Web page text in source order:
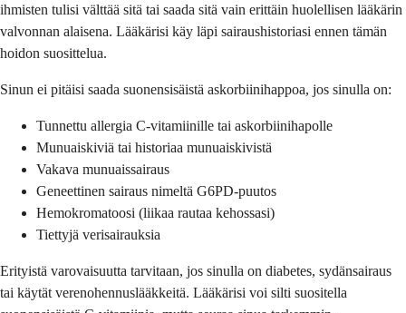
ihmisten tulisi välttää sitä tai saada sitä vain erittäin huolellisen lääkärin
valvonnan alaisena. Lääkärisi käy läpi sairaushistoriasi ennen tämän
hoidon suosittelua.
Sinun ei pitäisi saada suonensisäistä askorbiinihappoa, jos sinulla on:
Tunnettu allergia C-vitamiinille tai askorbiinihapolle
Munuaiskiviä tai historiaa munuaiskivistä
Vakava munuaissairaus
Geneettinen sairaus nimeltä G6PD-puutos
Hemokromatoosi (liikaa rautaa kehossasi)
Tiettyjä verisairauksia
Erityistä varovaisuutta tarvitaan, jos sinulla on diabetes, sydänsairaus
tai käytät verenohennuslääkkeitä. Lääkärisi voi silti suositella